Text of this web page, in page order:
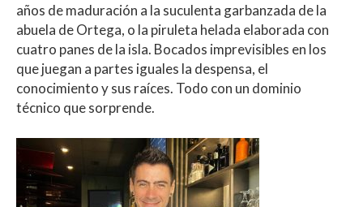
años de maduración a la suculenta garbanzada de la
abuela de Ortega, o la piruleta helada elaborada con
cuatro panes de la isla. Bocados imprevisibles en los
que juegan a partes iguales la despensa, el
conocimiento y sus raíces. Todo con un dominio
técnico que sorprende.